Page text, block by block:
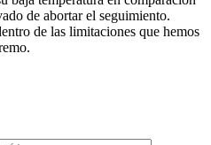
de abortar el seguimiento.
de las limitaciones que hemos